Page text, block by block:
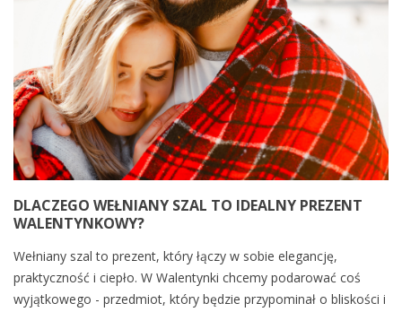
DLACZEGO WEŁNIANY SZAL TO IDEALNY PREZENT
WALENTYNKOWY?
Wełniany szal to prezent, który łączy w sobie elegancję,
praktyczność i ciepło. W Walentynki chcemy podarować coś
wyjątkowego - przedmiot, który będzie przypominał o bliskości i